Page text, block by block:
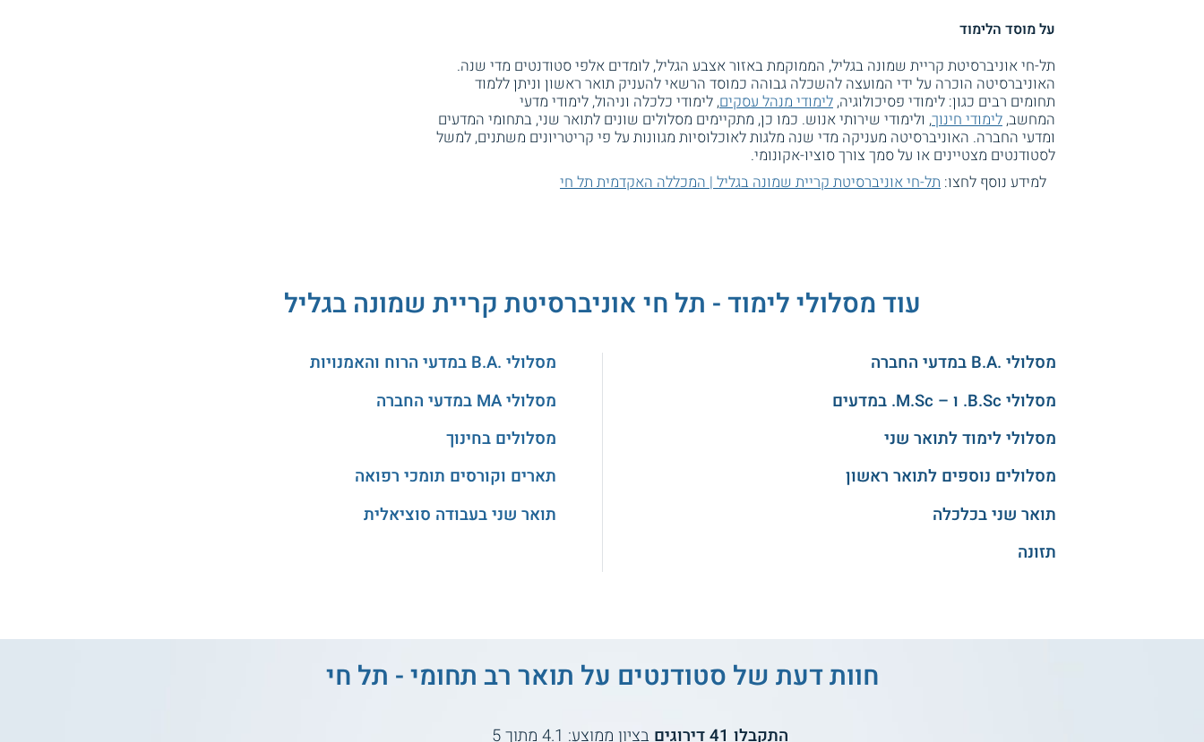
על מוסד הלימוד
תל-חי אוניברסיטת קריית שמונה בגליל, הממוקמת באזור אצבע הגליל, לומדים אלפי סטודנטים מדי שנה.
האוניברסיטה הוכרה על ידי המועצה להשכלה גבוהה כמוסד הרשאי להעניק תואר ראשון וניתן ללמוד
תחומים רבים כגון: לימודי פסיכולוגיה, לימודי מנהל עסקים, לימודי כלכלה וניהול, לימודי מדעי
המחשב, לימודי חינוך, ולימודי שירותי אנוש. כמו כן, מתקיימים מסלולים שונים לתואר שני, בתחומי המדעים
ומדעי החברה. האוניברסיטה מעניקה מדי שנה מלגות לאוכלוסיות מגוונות על פי קריטריונים משתנים, למשל
לסטודנטים מצטיינים או על סמך צורך סוציו-אקונומי.
למידע נוסף לחצו: תל-חי אוניברסיטת קריית שמונה בגליל | המכללה האקדמית תל חי
עוד מסלולי לימוד - תל חי אוניברסיטת קריית שמונה בגליל
מסלולי .B.A במדעי החברה
מסלולי B.Sc. ו – M.Sc. במדעים
מסלולי לימוד לתואר שני
מסלולים נוספים לתואר ראשון
תואר שני בכלכלה
תזונה
מסלולי .B.A במדעי הרוח והאמנויות
מסלולי MA במדעי החברה
מסלולים בחינוך
תארים וקורסים תומכי רפואה
תואר שני בעבודה סוציאלית
חוות דעת של סטודנטים על תואר רב תחומי - תל חי
התקבלו 41דירוגים בציון ממוצע: 4.1מתוך5